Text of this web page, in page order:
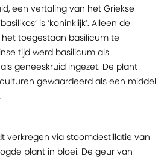
een vertaling van het Griekse
is ‘koninklijk’. Alleen de
het toegestaan basilicum te
tijd werd basilicum als
geneeskruid ingezet. De plant
gewaardeerd als een middel
verkregen via stoomdestillatie van
plant in bloei. De geur van